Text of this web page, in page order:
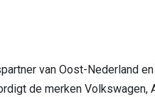
van Oost-Nederland
de merken Volkswagen,